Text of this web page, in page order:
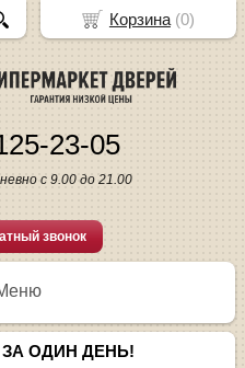
23-05
с 9.00 до 21.00
звонок
ОДИН ДЕНЬ!
Корзина(0)